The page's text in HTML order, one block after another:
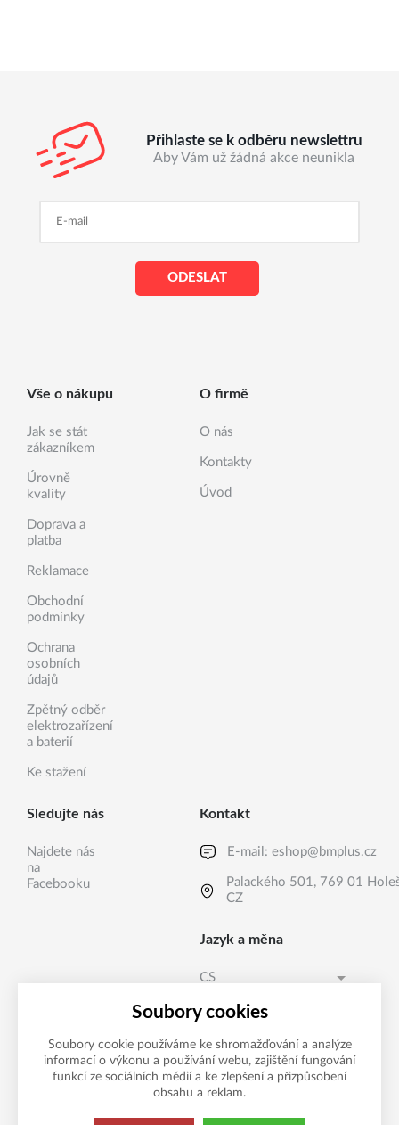
Přihlaste se k odběru newslettru
Aby Vám už žádná akce neunikla
ODESLAT
Vše o nákupu
Jak se stát
zákazníkem
Úrovně
kvality
Doprava a
platba
Reklamace
Obchodní
podmínky
Ochrana
osobních
údajů
Zpětný odběr
elektrozařízení
a baterií
Ke stažení
O firmě
O nás
Kontakty
Úvod
Sledujte nás
Najdete nás
na
Facebooku
Kontakt
E-mail:eshop@bmplus.cz
Palackého 501, 769 01
CZ
Jazyk a měna
CS
CS
SK
Česká koruna CZK (Kč)
Česká koruna CZK (Kč)
EURO EUR (EUR)
Možnosti platby
Soubory cookies
Soubory cookie používáme ke shromažďování a analýze
informací o výkonu a používání webu, zajištění fungování
funkcí ze sociálních médií a ke zlepšení a přizpůsobení
obsahu a reklam.